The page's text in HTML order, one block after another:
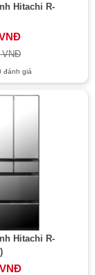
Hitachi R-
VNĐ
đánh giá
Hitachi R-